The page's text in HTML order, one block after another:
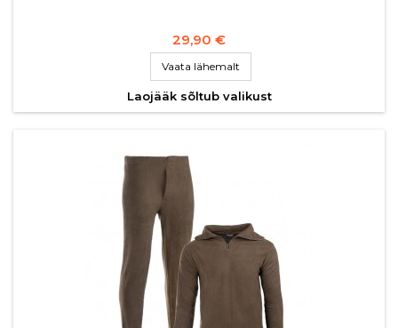
29,90 €
Vaata lähemalt
Laojääk sõltub valikust